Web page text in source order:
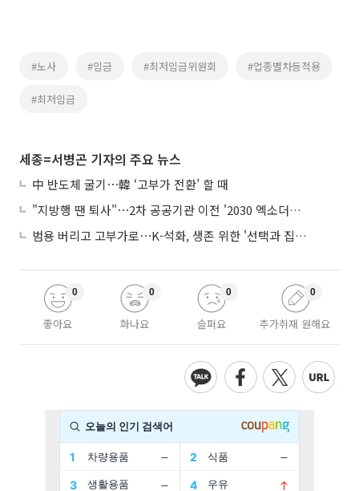
#노사 #임금 #최저임금위원회 #업종별차등적용
#최저임금
세종=서병곤 기자의 주요 뉴스
中 반도체 굴기⋯韓 ‘고부가 전환’ 할 때
"지방행 땐 퇴사"⋯2차 공공기관 이전 '2030 엑소더스' 뇌관
범용 버리고 고부가로⋯K-석화, 생존 위한 '선택과 집중'
좋아요
0
화나요
0
슬퍼요
0
추가취재 원해요
0